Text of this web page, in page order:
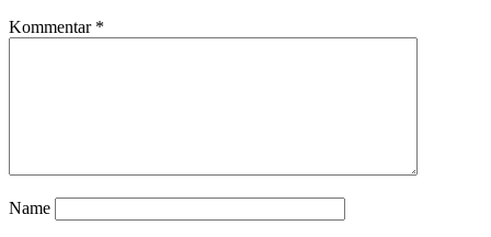
Kommentar *
Name